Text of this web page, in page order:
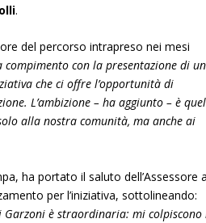
.
del percorso intrapreso nei mesi
con la presentazione di un
che ci offre l’opportunità di
L’ambizione – ha aggiunto – è
alla nostra comunità, ma anche ai
ha portato il saluto dell’Assessore
per l’iniziativa, sottolineando:
è straordinaria: mi colpiscono